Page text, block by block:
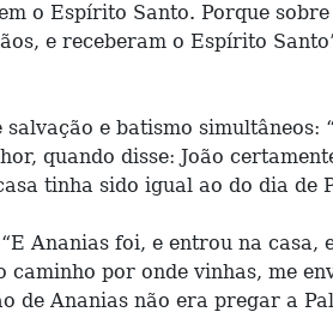
o Espírito Santo. Porque
e receberam o Espírito
e batismo
quando disse: João
tinha sido igual ao do dia de
Ananias foi, e entrou na
por onde vinhas, me
de Ananias não era pregar a